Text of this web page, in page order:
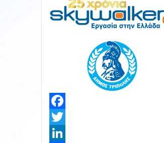
Facebook
Twitter